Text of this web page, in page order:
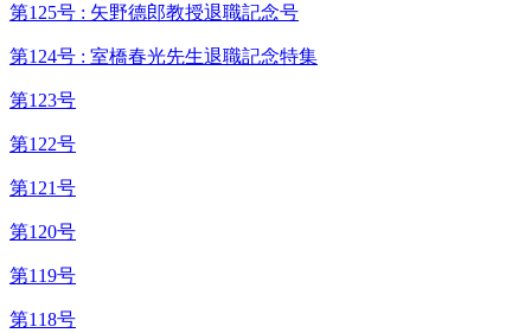
第125号 : 矢野德郎教授退職記念号
第124号 : 室橋春光先生退職記念特集
第123号
第122号
第121号
第120号
第119号
第118号